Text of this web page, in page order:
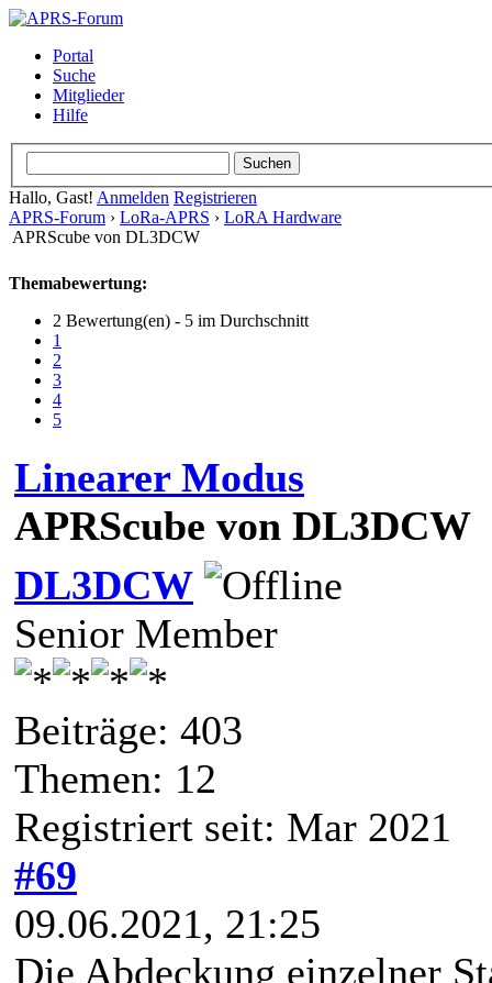
Portal
Suche
Mitglieder
Hilfe
Hallo, Gast! Anmelden Registrieren
APRS-Forum › LoRa-APRS › LoRA Hardware
APRScube von DL3DCW
Themabewertung:
2 Bewertung(en) - 5 im Durchschnitt
1
2
3
4
5
Linearer Modus
APRScube von DL3DCW
DL3DCW
Senior Member
Beiträge: 403
Themen: 12
Registriert seit: Mar 2021
#69
09.06.2021, 21:25
Die Abdeckung einzelner